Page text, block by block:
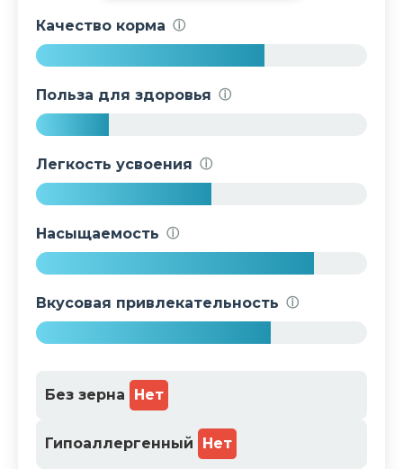
Качество корма ⓘ
Польза для здоровья ⓘ
Легкость усвоения ⓘ
Насыщаемость ⓘ
Вкусовая привлекательность ⓘ
Без зерна Нет
Гипоаллергенный Нет